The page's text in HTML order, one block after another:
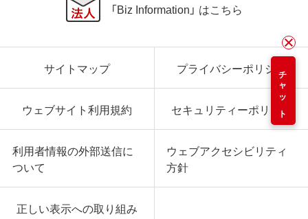
チャット
「Biz Information」 はこちら
サイトマップ プライバシーポリシー
ウェブサイト利用規約 セキュリティーポリシー
利用者情報の外部送信に
ついて
ウェブアクセシビリティ
方針
正しい表示への取り組み